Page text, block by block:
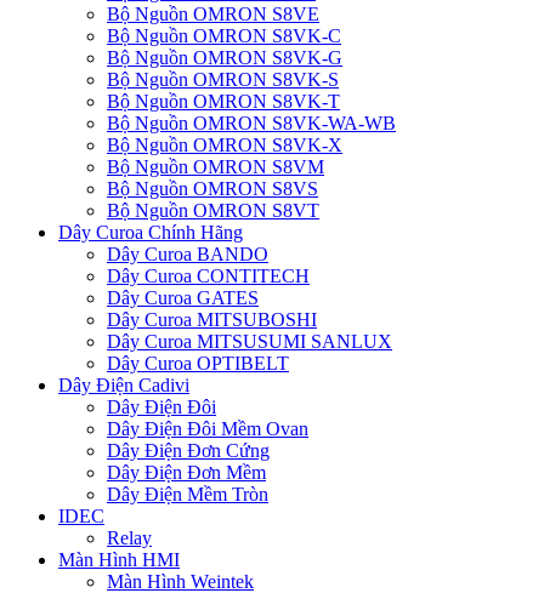
Bộ Nguồn OMRON S8VE
Bộ Nguồn OMRON S8VK-C
Bộ Nguồn OMRON S8VK-G
Bộ Nguồn OMRON S8VK-S
Bộ Nguồn OMRON S8VK-T
Bộ Nguồn OMRON S8VK-WA-WB
Bộ Nguồn OMRON S8VK-X
Bộ Nguồn OMRON S8VM
Bộ Nguồn OMRON S8VS
Bộ Nguồn OMRON S8VT
Dây Curoa Chính Hãng
Dây Curoa BANDO
Dây Curoa CONTITECH
Dây Curoa GATES
Dây Curoa MITSUBOSHI
Dây Curoa MITSUSUMI SANLUX
Dây Curoa OPTIBELT
Dây Điện Cadivi
Dây Điện Đôi
Dây Điện Đôi Mềm Ovan
Dây Điện Đơn Cứng
Dây Điện Đơn Mềm
Dây Điện Mềm Tròn
IDEC
Relay
Màn Hình HMI
Màn Hình Weintek